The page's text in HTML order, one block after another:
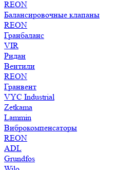
REON
Балансировочные клапаны
REON
Гранбаланс
VIR
Ридан
Вентили
REON
Гранвент
VYC Industrial
Zetkama
Lammin
Виброкомпенсаторы
REON
ADL
Grundfos